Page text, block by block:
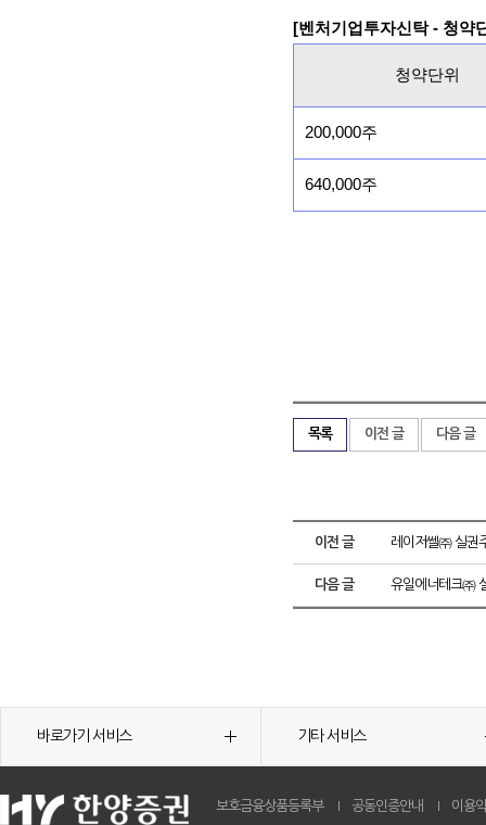
[벤처기업투자신탁 - 청약
청약단위
200,000주
640,000주
목록 이전 글 다음 글
이전 글 레이저쎌㈜ 실권
다음 글 유일에너테크㈜
바로가기 서비스 기타 서비스
보호금융상품등록부 공동인증안내 이용